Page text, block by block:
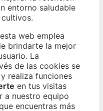
entorno saludable
web emplea
brindarte la mejor
La
de las cookies se
realiza funciones
en tus visitas
a nuestro equipo
encuentras más